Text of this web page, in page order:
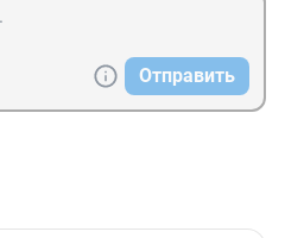
Отправить